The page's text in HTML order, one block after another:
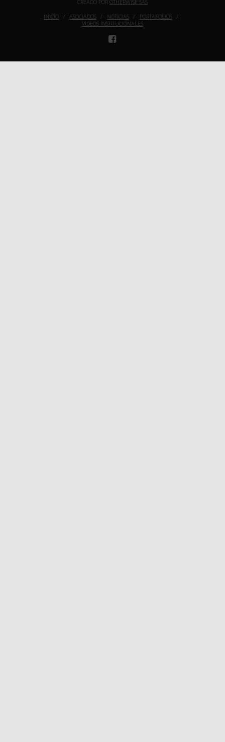
CREADO POR OTHERWISE SAS
INICIO
ASOCIADOS NOTICIAS
PORTAFOLIOS
VIDEOS INSTITUCIONALES